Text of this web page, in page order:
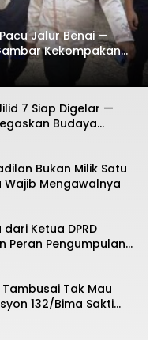
Jalur Benai —
Kekompakan
Jadi Simbol Kuat
7 Siap Digelar —
Budaya
Hidup
Bukan Milik Satu
Mengawalnya
dari Ketua DPRD
Peran Pengumpulan
Diusut
Tak Mau
132/Bima Sakti
Operasi